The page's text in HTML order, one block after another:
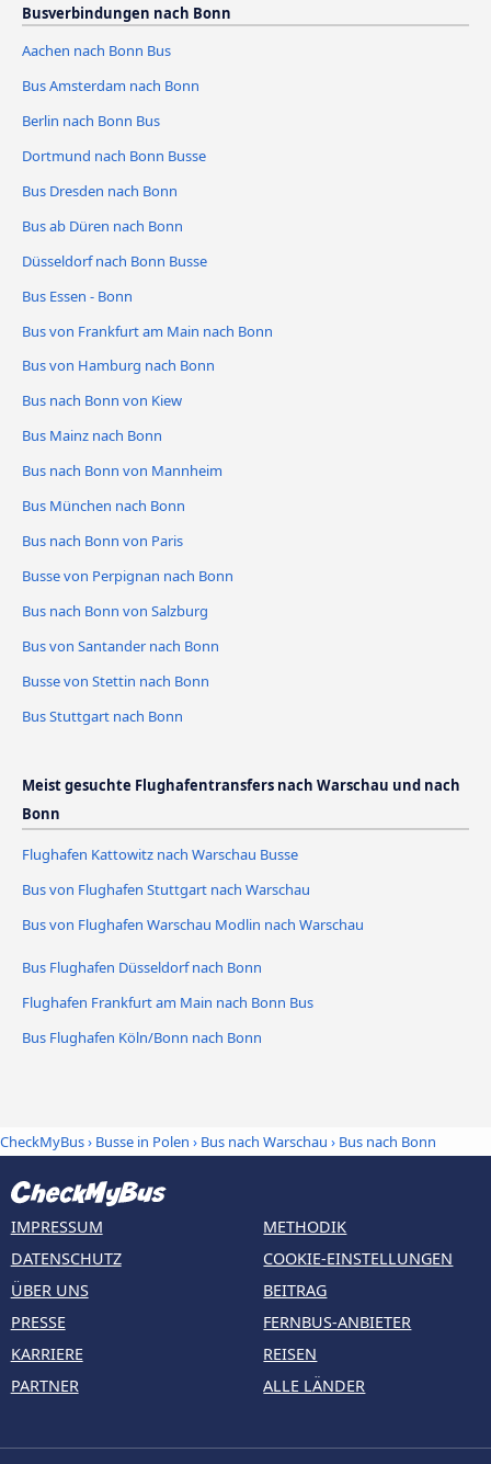
Busverbindungen nach Bonn
Aachen nach Bonn Bus
Bus Amsterdam nach Bonn
Berlin nach Bonn Bus
Dortmund nach Bonn Busse
Bus Dresden nach Bonn
Bus ab Düren nach Bonn
Düsseldorf nach Bonn Busse
Bus Essen - Bonn
Bus von Frankfurt am Main nach Bonn
Bus von Hamburg nach Bonn
Bus nach Bonn von Kiew
Bus Mainz nach Bonn
Bus nach Bonn von Mannheim
Bus München nach Bonn
Bus nach Bonn von Paris
Busse von Perpignan nach Bonn
Bus nach Bonn von Salzburg
Bus von Santander nach Bonn
Busse von Stettin nach Bonn
Bus Stuttgart nach Bonn
Meist gesuchte Flughafentransfers nach Warschau und nach
Bonn
Flughafen Kattowitz nach Warschau Busse
Bus von Flughafen Stuttgart nach Warschau
Bus von Flughafen Warschau Modlin nach Warschau
Bus Flughafen Düsseldorf nach Bonn
Flughafen Frankfurt am Main nach Bonn Bus
Bus Flughafen Köln/Bonn nach Bonn
CheckMyBus› Busse in Polen › Bus nach Warschau › Bus nach Bonn
IMPRESSUM
DATENSCHUTZ
ÜBER UNS
PRESSE
KARRIERE
PARTNER
METHODIK
COOKIE-EINSTELLUNGEN
BEITRAG
FERNBUS-ANBIETER
REISEN
ALLE LÄNDER